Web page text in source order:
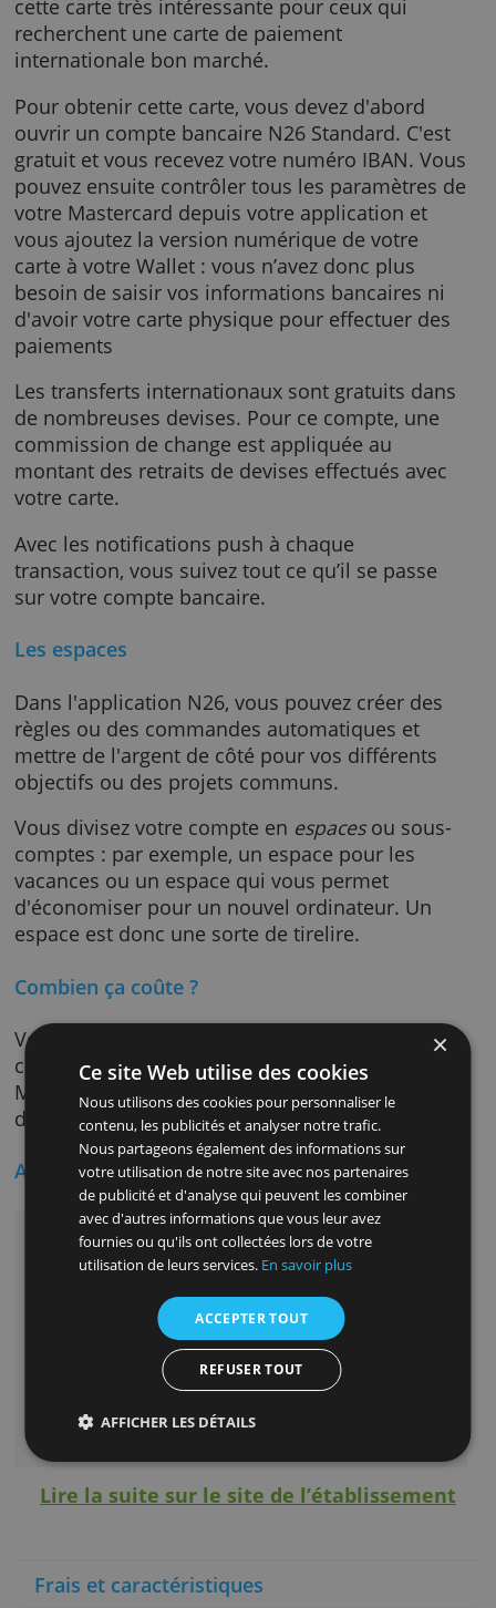
La banque mobile allemande N26 propose
carte de débit Mastercard avec laquelle vous
pouvez payer partout dans le monde sans
supplément de taux de change : ce qui rend
cette carte très intéressante pour ceux qui
recherchent une carte de paiement
internationale bon marché.
Pour obtenir cette carte, vous devez d'abord
ouvrir un compte bancaire N26 Standard.
gratuit et vous recevez votre numéro IBAN.
pouvez ensuite contrôler tous les
vous ajoutez la version numérique de votre
carte à votre Wallet : vous n’avez donc plus
besoin de saisir vos informations bancaires
d'avoir votre carte physique pour effectuer
Les transferts internationaux sont gratuits
de nombreuses devises. Pour ce compte,
commission de change est appliquée au
montant des retraits de devises effectués
votre carte.
Avec les notifications push à chaque
transaction, vous suivez tout ce qu’il se
Les espaces
Dans l'application N26, vous pouvez créer
mettre de l'argent de côté pour vos
objectifs ou des projets communs.
Vous divisez votre compte enespaces
comptes : par exemple, un espace pour les
vacances ou un espace qui vous permet
d'économiser pour un nouvel ordinateur. Un
espace est donc une sorte de tirelire.
Combien ça coûte ?
Vous ne payez que des frais de livraison
commander la Mastercard transparente. La
Mastercard elle-même n'a pas
de frais annuels fixes.
Avantages
Carte associée avec le compte bancaire
Ce site Web utilise des cookies
Nous utilisons des cookies pour personnaliser le
Nous partageons également des informations sur
votre utilisation de notre site avec nos partenaires
de publicité et d'analyse qui peuvent les combiner